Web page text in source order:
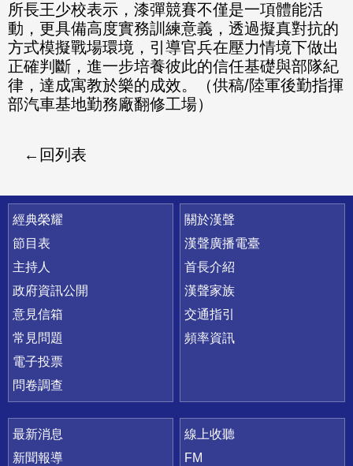
所長王少校表示，漆彈競賽不僅是一項體能活
動，更具備高度實務訓練意義，透過擬真對抗的
方式模擬戰場環境，引導官兵在壓力情境下做出
正確判斷，進一步培養彼此的信任基礎與部隊紀
律，達成寓教於樂的成效。（供稿/陸軍後勤指揮
部汽車基地勤務廠翻修工場）
回列表
快速連結
經典榮耀
節目表
主持人
政府資訊公開
意見信箱
常見問題
電子投票
問卷調查
關於漢聲
漢聲廣播電臺
首長介紹
漢聲家族
交通指引
頻率資訊
最新消息
新聞報導
線上收聽
FM